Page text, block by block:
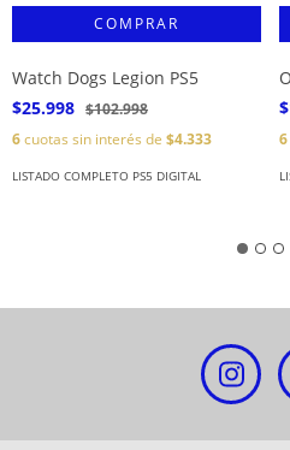
Watch Dogs Legion PS5
$25.998 $102.998
6cuotas sin interés de $4.333
LISTADO COMPLETO PS5 DIGITAL
6